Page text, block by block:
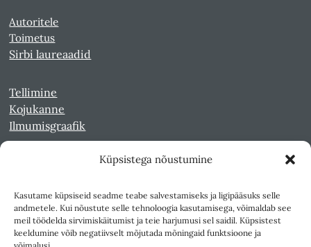
Küpsistega nõustumine
Kasutame küpsiseid seadme teabe salvestamiseks ja ligipääsuks selle
andmetele. Kui nõustute selle tehnoloogia kasutamisega, võimaldab see
meil töödelda sirvimiskäitumist ja teie harjumusi sel saidil. Küpsistest
keeldumine võib negatiivselt mõjutada mõningaid funktsioone ja
Autoritele
Toimetus
Sirbi laureaadid
Tellimine
Kojukanne
Ilmumisgraafik
Kultuurileht 1994-1997
Reede 1989-1990
Sirp ja Vasar 1940-1989